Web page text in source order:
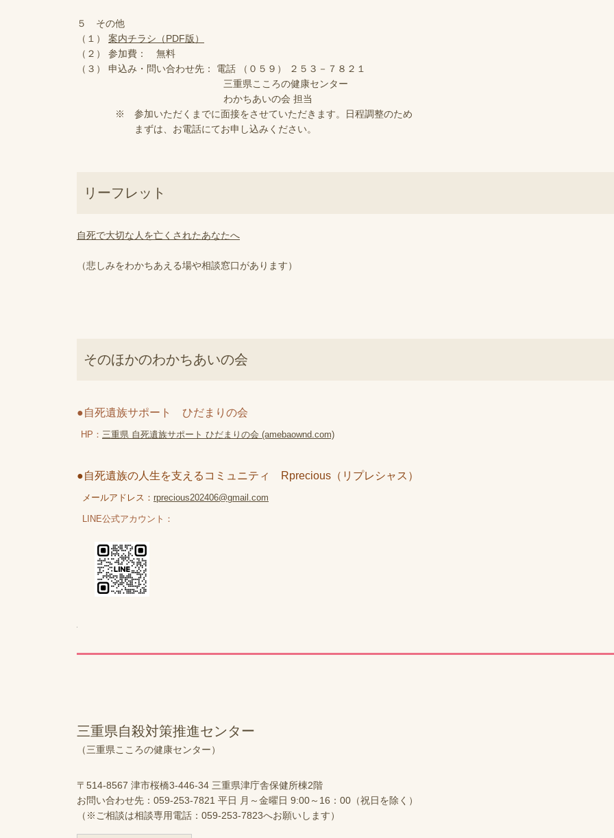
５ その他
（１） 案内チラシ（PDF版）
（２） 参加費： 無料
（３） 申込み・問い合わせ先： 電話 （０５９） ２５３－７８２１
三重県こころの健康センター
わかちあいの会 担当
※ 参加いただくまでに面接をさせていただきます。日程調整のため
まずは、お電話にてお申し込みください。
リーフレット
自死で大切な人を亡くされたあなたへ
（悲しみをわかちあえる場や相談窓口があります）
そのほかのわかちあいの会
●自死遺族サポート ひだまりの会
HP： 三重県 自死遺族サポート ひだまりの会 (amebaownd.com)
●自死遺族の人生を支えるコミュニティ Rprecious（リプレシャス）
メールアドレス： rprecious202406@gmail.com
LINE公式アカウント：
三重県自殺対策推進センター
（三重県こころの健康センター）
〒514-8567 津市桜橋3-446-34 三重県津庁舎保健所棟2階
お問い合わせ先：059-253-7821 平日 月～金曜日 9:00～16：00（祝日を除く）
（※ご相談は相談専用電話：059-253-7823へお願いします）